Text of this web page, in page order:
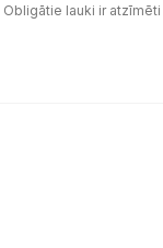
Obligātie lauki ir atzīmēti